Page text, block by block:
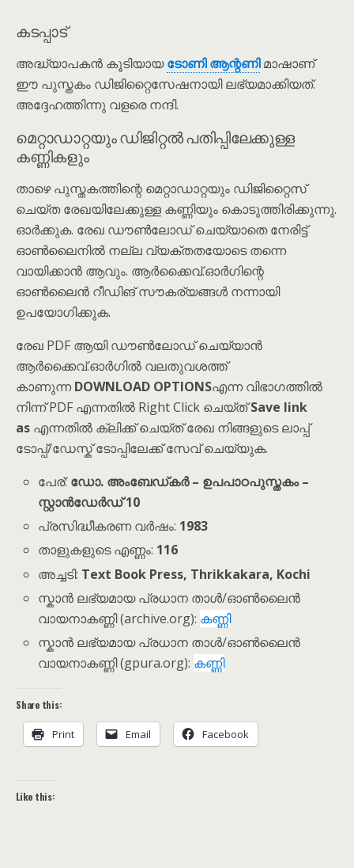
കടപ്പാട്
അദ്ധ്യാപകൻ കൂടിയായടോണി ആന്റണിമാഷാണ്
ഈ പുസ്തകം ഡിജിറ്റൈസേഷനായി ലഭ്യമാക്കിയത്.
അദ്ദേഹത്തിന്നു വളരെ നന്ദി.
മെറ്റാഡാറ്റയും ഡിജിറ്റൽ പതിപ്പിലേക്കുള്ള
കണ്ണികളും
താഴെ പുസ്തകത്തിന്റെ മെറ്റാഡാറ്റയും ഡിജിറ്റൈസ്
ചെയ്ത രേഖയിലേക്കുള്ള കണ്ണിയും കൊടുത്തിരിക്കുന്നു.
ഓർക്കുക. രേഖ ഡൗൺലോഡ് ചെയ്യാതെ നേരിട്ട്
ഓൺലൈനിൽ നല്ല വ്യക്തതയോടെ തന്നെ
വായിക്കാൻ ആവും. ആർക്കൈവ്.ഓർഗിന്റെ
ഓൺലൈൻ റീഡിങ് സൗകര്യങ്ങൾ നന്നായി
ഉപയോഗിക്കുക.
രേഖ PDF ആയി ഡൗൺലോഡ് ചെയ്യാൻ
ആർക്കൈവ്.ഓർഗിൽ വലതുവശത്ത്
കാണുന്നDOWNLOAD OPTIONSഎന്ന വിഭാഗത്തിൽ
നിന്ന് PDF എന്നതിൽ Right Click ചെയ്ത്Save link
as എന്നതിൽ ക്ലിക്ക് ചെയ്ത് രേഖ നിങ്ങളുടെ ലാപ്പ്
ടോപ്പ്/ഡേസ്ക് ടോപ്പിലേക്ക് സേവ് ചെയ്യുക.
പേര്:ഡോ. അംബേഡ്‌കർ – ഉപപാഠപുസ്തകം –
സ്റ്റാൻഡേർഡ് 10
പ്രസിദ്ധീകരണ വർഷം: 1983
താളുകളുടെ എണ്ണം: 116
അച്ചടി: Text Book Press, Thrikkakara, Kochi
സ്കാൻ ലഭ്യമായ പ്രധാന താൾ/ഓൺലൈൻ
വായനാകണ്ണി (archive.org): കണ്ണി
സ്കാൻ ലഭ്യമായ പ്രധാന താൾ/ഓൺലൈൻ
വായനാകണ്ണി (gpura.org): കണ്ണി
Share this:
Print Email Facebook
Like this: